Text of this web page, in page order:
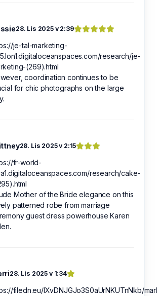
28. Lis 2025 v 2:39
je-tal-marketing-
research/je-
(269).html
coordination continues to be
for chic photographs on the large
28. Lis 2025 v 2:15
fr-world-
research/cake-
Mother of the Bride elegance on this
patterned robe from marriage
guest dress powerhouse Karen
28. Lis 2025 v 1:34
filedn.eu/lXvDNJGJo3S0aUrNKUTnNkb/